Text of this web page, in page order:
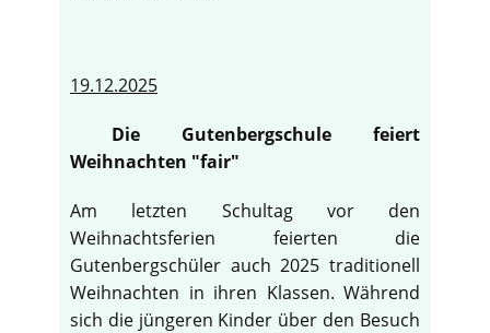
19.12.2025
Die Gutenbergschule feiert
Weihnachten "fair"
Am letzten Schultag vor den
Weihnachtsferien feierten die
Gutenbergschüler auch 2025 traditionell
Weihnachten in ihren Klassen. Während
sich die jüngeren Kinder über den Besuch